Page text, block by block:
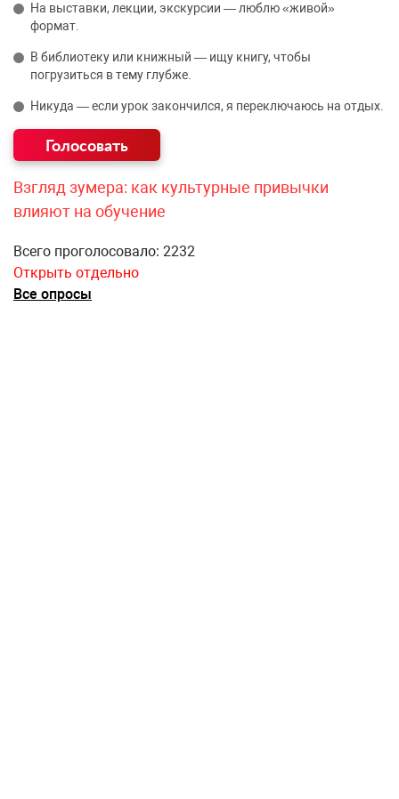
На выставки, лекции, экскурсии — люблю «живой»
формат.
В библиотеку или книжный — ищу книгу, чтобы
погрузиться в тему глубже.
Никуда — если урок закончился, я переключаюсь на отдых.
Взгляд зумера: как культурные привычки
влияют на обучение
Всего проголосовало: 2232
Открыть отдельно
Все опросы